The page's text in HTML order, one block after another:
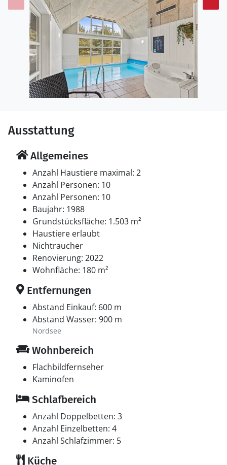
Ausstattung
Allgemeines
Anzahl Haustiere maximal: 2
Anzahl Personen: 10
Anzahl Personen: 10
Baujahr: 1988
Grundstücksfläche: 1.503 m²
Haustiere erlaubt
Nichtraucher
Renovierung: 2022
Wohnfläche: 180 m²
Entfernungen
Abstand Einkauf: 600 m
Abstand Wasser: 900 m
Nordsee
Wohnbereich
Flachbildfernseher
Kaminofen
Schlafbereich
Anzahl Doppelbetten: 3
Anzahl Einzelbetten: 4
Anzahl Schlafzimmer: 5
Küche